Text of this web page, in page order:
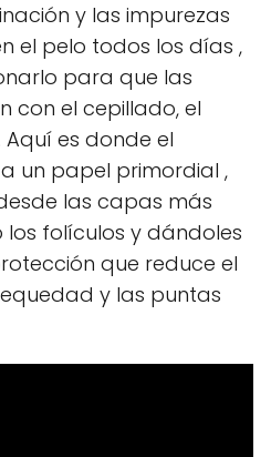
y las impurezas
el pelo todos los días ,
para que las
con el cepillado, el
es donde el
un papel primordial ,
las capas más
folículos y dándoles
que reduce el
y las puntas